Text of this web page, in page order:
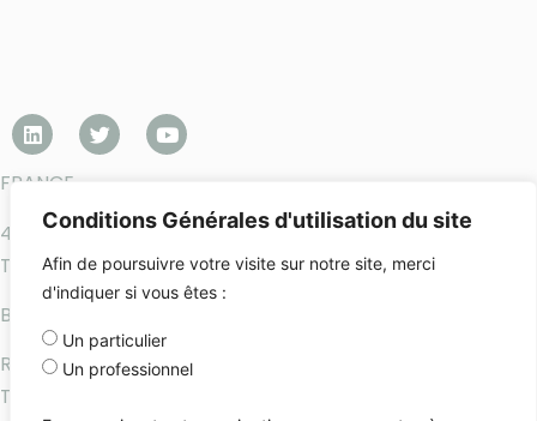
Conditions Générales d'utilisation du site
Afin de poursuivre votre visite sur notre site, merci
d'indiquer si vous êtes :
Un particulier
Un professionnel
FRANCE
45 avenue George V – 75008 Paris
Téléphone : +33 1 45 61 64 90
BELGIQUE
Rue de la Grosse Tour 18 – B-1050 Bruxelles
Téléphone : +32-2-896-65-14